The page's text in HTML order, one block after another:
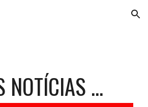
Skip to navigation
NOTÍCIAS ...